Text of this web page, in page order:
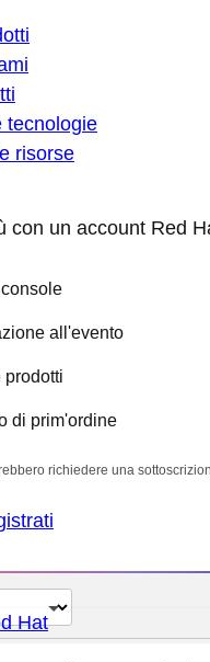
tecnologie
risorse
con un account Red
all'evento
prodotti
di prim'ordine
richiedere una
Hat